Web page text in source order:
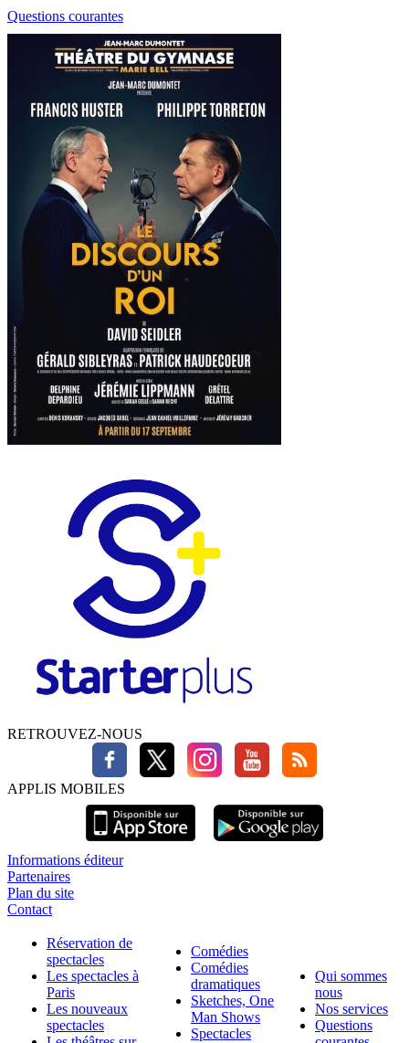
Questions courantes
RETROUVEZ-NOUS
APPLIS MOBILES
Informations éditeur
Partenaires
Plan du site
Contact
Réservation de
spectacles
Les spectacles à
Paris
Les nouveaux
spectacles
Comédies
Comédies
dramatiques
Sketches, One
Man Shows
Spectacles
Qui sommes
nous
Nos services
Questions